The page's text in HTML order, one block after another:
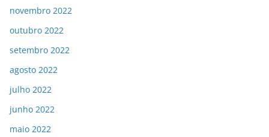
novembro 2022
outubro 2022
setembro 2022
agosto 2022
julho 2022
junho 2022
maio 2022